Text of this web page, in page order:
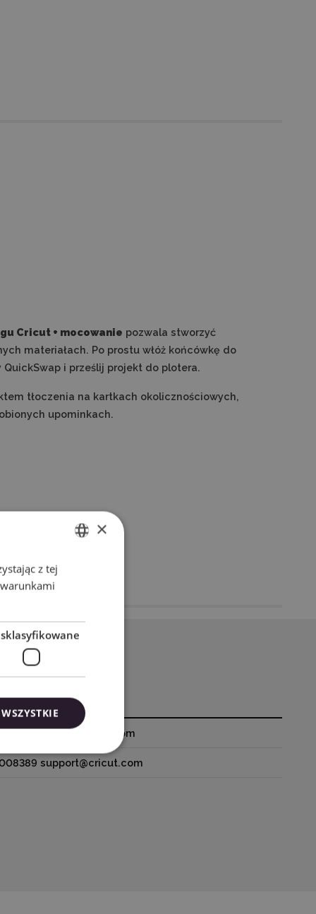
Cricut + mocowanie pozwala stworzyć
materiałach. Po prostu włóż końcówkę do
i prześlij projekt do plotera.
tłoczenia na kartkach okolicznościowych,
upominkach.
4288 support@cricut.com
support@cricut.com
×
z tej